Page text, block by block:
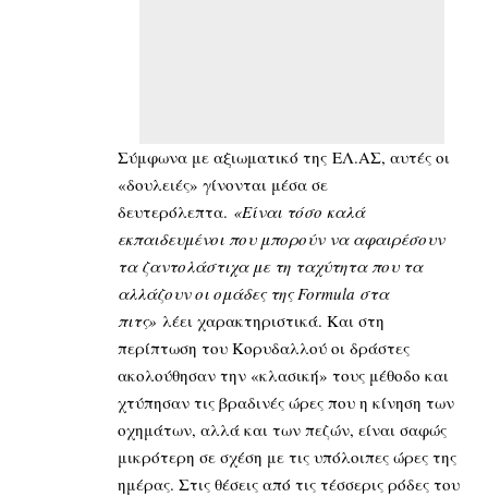
Σύμφωνα με αξιωματικό της ΕΛ.ΑΣ, αυτές οι
«δουλειές» γίνονται μέσα σε
δευτερόλεπτα. «Είναι τόσο καλά
εκπαιδευμένοι που μπορούν να αφαιρέσουν
τα ζαντολάστιχα με τη ταχύτητα που τα
αλλάζουν οι ομάδες της Formula στα
πιτς» λέει χαρακτηριστικά. Και στη
περίπτωση του Κορυδαλλού οι δράστες
ακολούθησαν την «κλασική» τους μέθοδο και
χτύπησαν τις βραδινές ώρες που η κίνηση των
οχημάτων, αλλά και των πεζών, είναι σαφώς
μικρότερη σε σχέση με τις υπόλοιπες ώρες της
ημέρας. Στις θέσεις από τις τέσσερις ρόδες του